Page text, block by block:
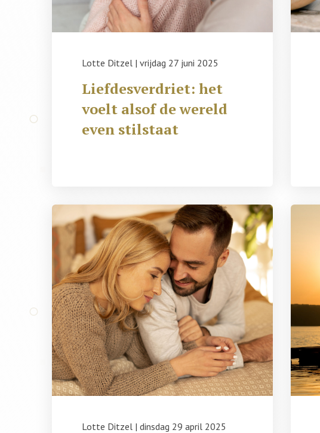
Lotte Ditzel | vrijdag 27 juni 2025
Liefdesverdriet: het
voelt alsof de wereld
even stilstaat
Lotte Ditzel | dinsdag 29 april 2025